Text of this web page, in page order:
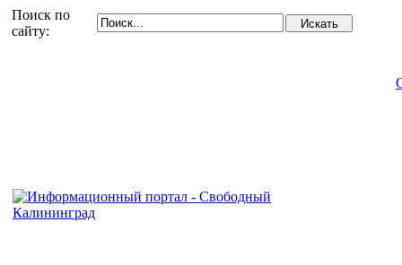
Поиск по
сайту: